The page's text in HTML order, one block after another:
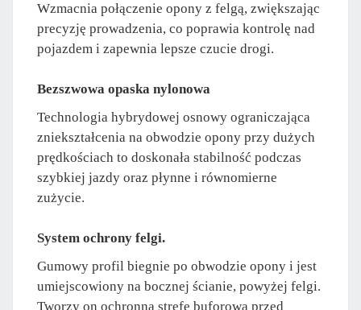
Wzmacnia połączenie opony z felgą, zwiększając
precyzję prowadzenia, co poprawia kontrolę nad
pojazdem i zapewnia lepsze czucie drogi.
Bezszwowa opaska nylonowa
Technologia hybrydowej osnowy ograniczająca
zniekształcenia na obwodzie opony przy dużych
prędkościach to doskonała stabilność podczas
szybkiej jazdy oraz płynne i równomierne
zużycie.
System ochrony felgi.
Gumowy profil biegnie po obwodzie opony i jest
umiejscowiony na bocznej ścianie, powyżej felgi.
Tworzy on ochronną strefę buforową przed